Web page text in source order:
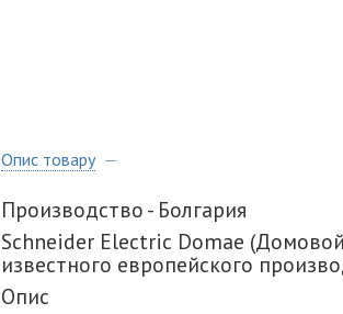
Опис товару
Производство - Болгария
Schneider Electric Domae
известного европейского
Опис